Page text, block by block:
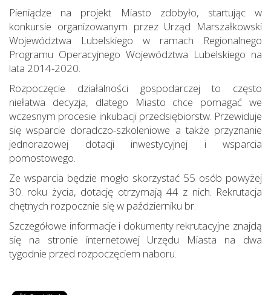
Pieniądze na projekt Miasto zdobyło, startując w
konkursie organizowanym przez Urząd Marszałkowski
Województwa Lubelskiego w ramach Regionalnego
Programu Operacyjnego Województwa Lubelskiego na
lata 2014-2020.
Rozpoczęcie działalności gospodarczej to często
niełatwa decyzja, dlatego Miasto chce pomagać we
wczesnym procesie inkubacji przedsiębiorstw. Przewiduje
się wsparcie doradczo-szkoleniowe a także przyznanie
jednorazowej dotacji inwestycyjnej i wsparcia
pomostowego.
Ze wsparcia będzie mogło skorzystać 55 osób powyżej
30. roku życia, dotację otrzymają 44 z nich. Rekrutacja
chętnych rozpocznie się w październiku br.
Szczegółowe informacje i dokumenty rekrutacyjne znajdą
się na stronie internetowej Urzędu Miasta na dwa
tygodnie przed rozpoczęciem naboru.